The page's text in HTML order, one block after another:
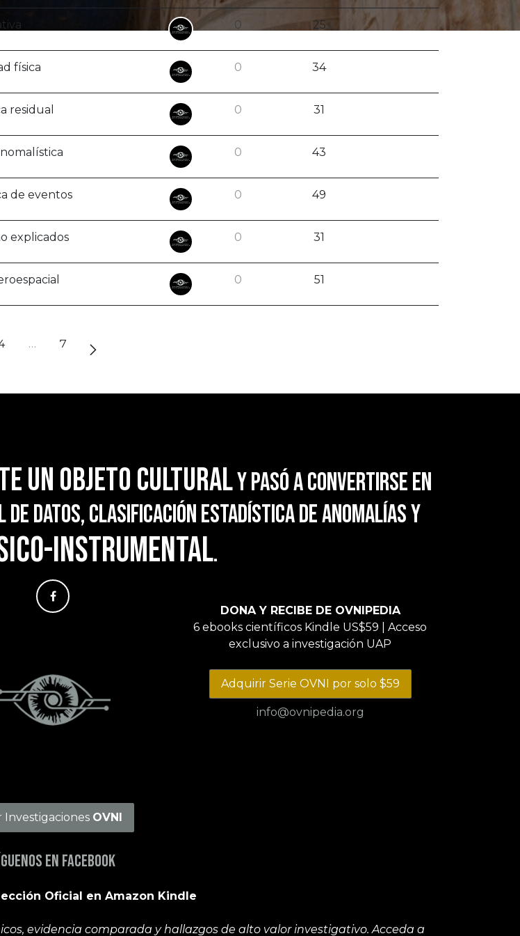
0 25
física 0 34
residual 0 31
0 43
de eventos 0 49
explicados 0 31
0 51
… 7
un objeto culturaly pasó a convertirse en
de datos, clasificación estadística de anomalías y
instrumental.
DONA Y RECIBE DE OVNIPEDIA
6 ebooks científicos Kindle US$59 | Acceso
exclusivo a investigación UAP
Adquirir Serie OVNI por solo $59
info@ovnipedia.org
Investigaciones OVNI
en Facebook
Oficial en Amazon Kindle
evidencia comparada y hallazgos de alto valor investigativo. Acceda a